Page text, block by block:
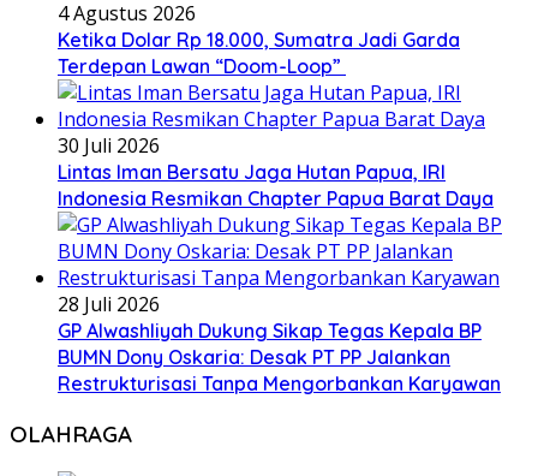
4 Agustus 2026
Ketika Dolar Rp 18.000, Sumatra Jadi Garda
Terdepan Lawan “Doom-Loop”
30 Juli 2026
Lintas Iman Bersatu Jaga Hutan Papua, IRI
Indonesia Resmikan Chapter Papua Barat Daya
28 Juli 2026
GP Alwashliyah Dukung Sikap Tegas Kepala BP
BUMN Dony Oskaria: Desak PT PP Jalankan
Restrukturisasi Tanpa Mengorbankan Karyawan
OLAHRAGA